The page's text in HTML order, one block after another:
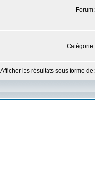
Forum:
Catégorie:
Afficher les résultats sous forme de: